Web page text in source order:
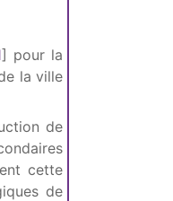
] pour la
la ville
de
cette
de